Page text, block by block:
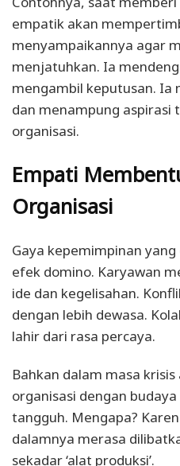
empatik akan
menyampaikannya agar
menjatuhkan. Ia
mengambil keputusan. Ia
dan menampung aspirasi
organisasi.
Empati
Organisasi
Gaya kepemimpinan
efek domino. Karyawan
ide dan kegelisahan.
dengan lebih dewasa.
lahir dari rasa percaya.
Bahkan dalam masa
organisasi dengan
tangguh. Mengapa?
dalamnya merasa
sekadar ‘alat produksi’.